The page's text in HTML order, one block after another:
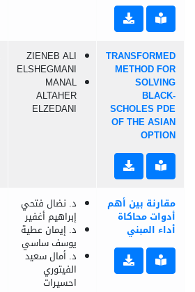
TRANSFORMED
METHOD FOR
SOLVING
BLACK-
SCHOLES PDE
OF THE ASIAN
OPTION
ZIENEB ALI
ELSHEGMANI
MANAL
ALTAHER
ELZEDANI
مقارنة بين أهم
أدوات محاكاة
أداء المبني
د. نضال فتحي
إبراهيم أغفير
د. إيمان عطية
يوسف ساسي
د. أمال سعيد
الفيتوري
احسيرات